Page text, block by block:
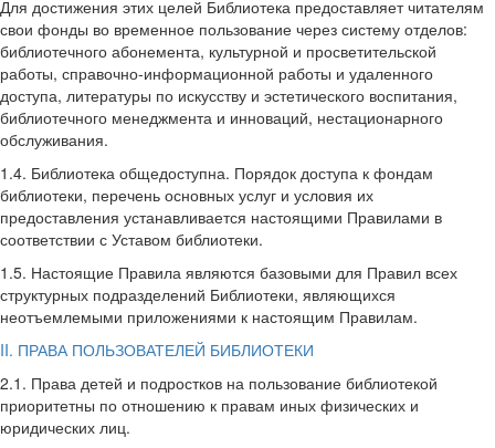
Для достижения этих целей Библиотека предоставляет читателям
свои фонды во временное пользование через систему отделов:
библиотечного абонемента, культурной и просветительской
работы, справочно-информационной работы и удаленного
доступа, литературы по искусству и эстетического воспитания,
библиотечного менеджмента и инноваций, нестационарного
обслуживания.
1.4. Библиотека общедоступна. Порядок доступа к фондам
библиотеки, перечень основных услуг и условия их
предоставления устанавливается настоящими Правилами в
соответствии с Уставом библиотеки.
1.5. Настоящие Правила являются базовыми для Правил всех
структурных подразделений Библиотеки, являющихся
неотъемлемыми приложениями к настоящим Правилам.
II. ПРАВА ПОЛЬЗОВАТЕЛЕЙ БИБЛИОТЕКИ
2.1. Права детей и подростков на пользование библиотекой
приоритетны по от­ношению к правам иных физических и
юридических лиц.